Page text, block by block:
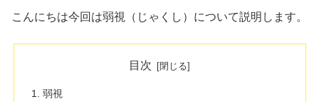
こんにちは今回は弱視（じゃくし）について説明します。
目次
弱視